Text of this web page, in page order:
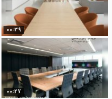
00:39
00:27